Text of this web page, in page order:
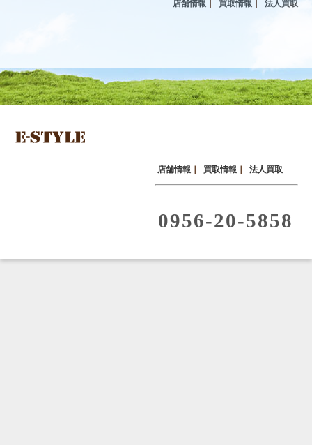
店舗情報 買取情報 法人買取
0956-20-5858
店舗情報 買取情報 法人買取